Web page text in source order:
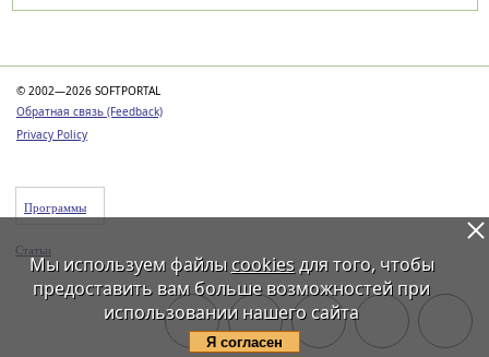
© 2002—2026 SOFTPORTAL
Обратная связь (Feedback)
Privacy Policy
Программы
Статьи
Мы используем файлы cookiesдля того, чтобы
предоставить вам больше возможностей при
использовании нашего сайта